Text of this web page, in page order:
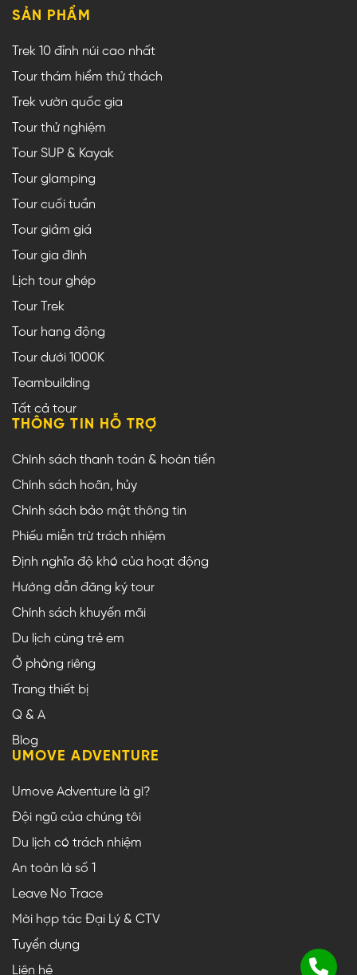
SẢN PHẨM
Trek 10 đỉnh núi cao nhất
Tour thám hiểm thử thách
Trek vườn quốc gia
Tour thử nghiệm
Tour SUP & Kayak
Tour glamping
Tour cuối tuần
Tour giảm giá
Tour gia đình
Lịch tour ghép
Tour Trek
Tour hang động
Tour dưới 1000K
Teambuilding
Tất cả tour
THÔNG TIN HỖ TRỢ
Chính sách thanh toán & hoàn tiền
Chính sách hoãn, hủy
Chính sách bảo mật thông tin
Phiếu miễn trừ trách nhiệm
Định nghĩa độ khó của hoạt động
Hướng dẫn đăng ký tour
Chính sách khuyến mãi
Du lịch cùng trẻ em
Ở phòng riêng
Trang thiết bị
Q & A
Blog
UMOVE ADVENTURE
Umove Adventure là gì?
Đội ngũ của chúng tôi
Du lịch có trách nhiệm
An toàn là số 1
Leave No Trace
Mời hợp tác Đại Lý & CTV
Tuyển dụng
Liên hệ